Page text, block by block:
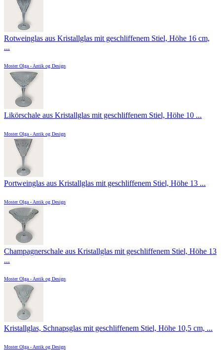
Rotweinglas aus Kristallglas mit geschliffenem Stiel, Höhe 16 cm,
...
Moster Olga - Antik og Design
Likörschale aus Kristallglas mit geschliffenem Stiel, Höhe 10 ...
Moster Olga - Antik og Design
Portweinglas aus Kristallglas mit geschliffenem Stiel, Höhe 13 ...
Moster Olga - Antik og Design
Champagnerschale aus Kristallglas mit geschliffenem Stiel, Höhe 13
...
Moster Olga - Antik og Design
Kristallglas, Schnapsglas mit geschliffenem Stiel, Höhe 10,5 cm, ...
Moster Olga - Antik og Design